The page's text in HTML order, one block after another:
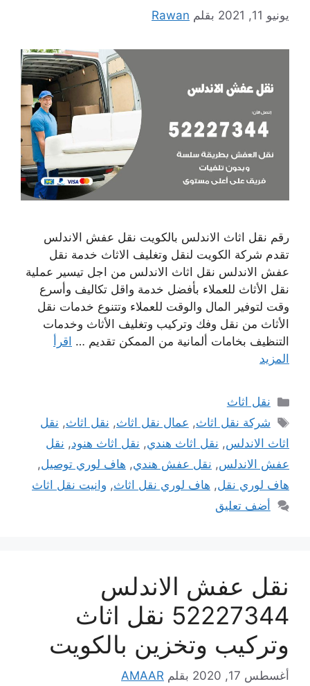
يونيو 11, 2021 بقلم Rawan
رقم نقل اثاث الاندلس بالكويت نقل عفش الاندلس
تقدم شركة الكويت لنقل وتغليف الاثاث خدمة نقل
عفش الاندلس نقل اثاث الاندلس من اجل تيسير عملية
نقل الأثاث للعملاء بأفضل خدمة واقل تكاليف وأسرع
وقت لتوفير المال والوقت للعملاء وتتنوع خدمات نقل
الأثاث من نقل وفك وتركيب وتغليف الأثاث وخدمات
التنظيف بخامات ألمانية من الممكن تقديم … اقرأ
المزيد
التصنيفات
نقل اثاث
الوسوم
شركة نقل اثاث, عمال نقل اثاث, نقل اثاث, نقل
اثاث الاندلس, نقل اثاث هندي, نقل اثاث هنود, نقل
عفش الاندلس, نقل عفش هندي, هاف لوري توصيل,
هاف لوري نقل, هاف لوري نقل اثاث, وانيت نقل اثاث
أضف تعليق
نقل عفش الاندلس
52227344 نقل اثاث
وتركيب وتخزين بالكويت
أغسطس 17, 2020 بقلم AMAAR